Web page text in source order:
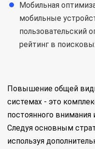
Мобильная
мобильные
пользовательский
рейтинг в
Повышение общей
системах - это
постоянного внимания
Следуя основным
используя